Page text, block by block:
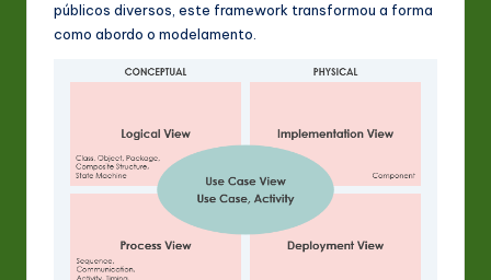
públicos diversos, este framework transformou a forma
como abordo o modelamento.